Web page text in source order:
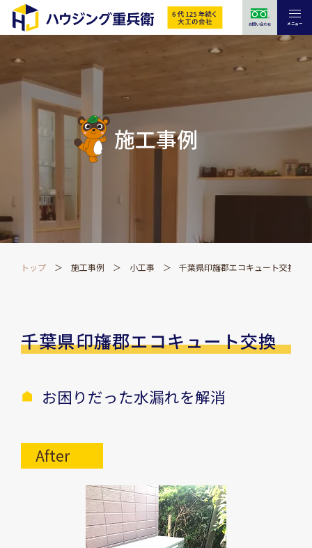
お問い合わせ メニュー
施工事例
トップ 施工事例 小工事 千葉県印旛郡エコキュート交換
千葉県印旛郡エコキュート交換
お困りだった水漏れを解消
After